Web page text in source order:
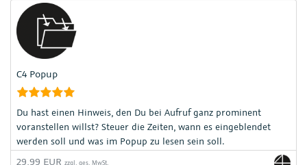
C4 Popup
Du hast einen Hinweis, den Du bei Aufruf ganz prominent
voranstellen willst? Steuer die Zeiten, wann es eingeblendet
werden soll und was im Popup zu lesen sein soll.
29,99 EUR zzgl. ges. MwSt.